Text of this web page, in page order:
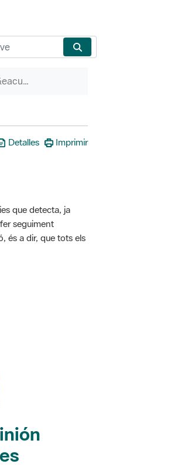
P&aacute;ginas hu&eacute;rfanas
Detalles Imprimir
que detecta, ja
seguiment
és a dir, que tots els